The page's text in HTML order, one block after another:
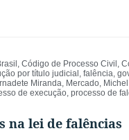
, Código de Processo Civil ,
por título judicial , falência,
Miranda, Mercado,
de execução, processo de
na lei de falências